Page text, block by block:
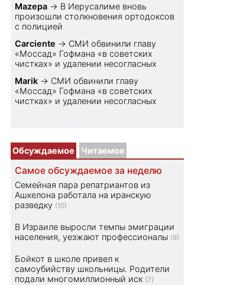
Mazepa → В Иерусалиме вновь
произошли столкновения ортодоксов
с полицией
Carciente → СМИ обвинили главу
«Моссад» Гофмана «в советских
чистках» и удалении несогласных
Marik → СМИ обвинили главу
«Моссад» Гофмана «в советских
чистках» и удалении несогласных
Обсуждаемое Читаемое
Самое обсуждаемое за неделю
Семейная пара репатриантов из
Ашкелона работала на иранскую
разведку (10)
В Израиле выросли темпы эмиграции
населения, уезжают профессионалы (9)
Бойкот в школе привел к
самоубийству школьницы. Родители
подали многомиллионный иск (7)